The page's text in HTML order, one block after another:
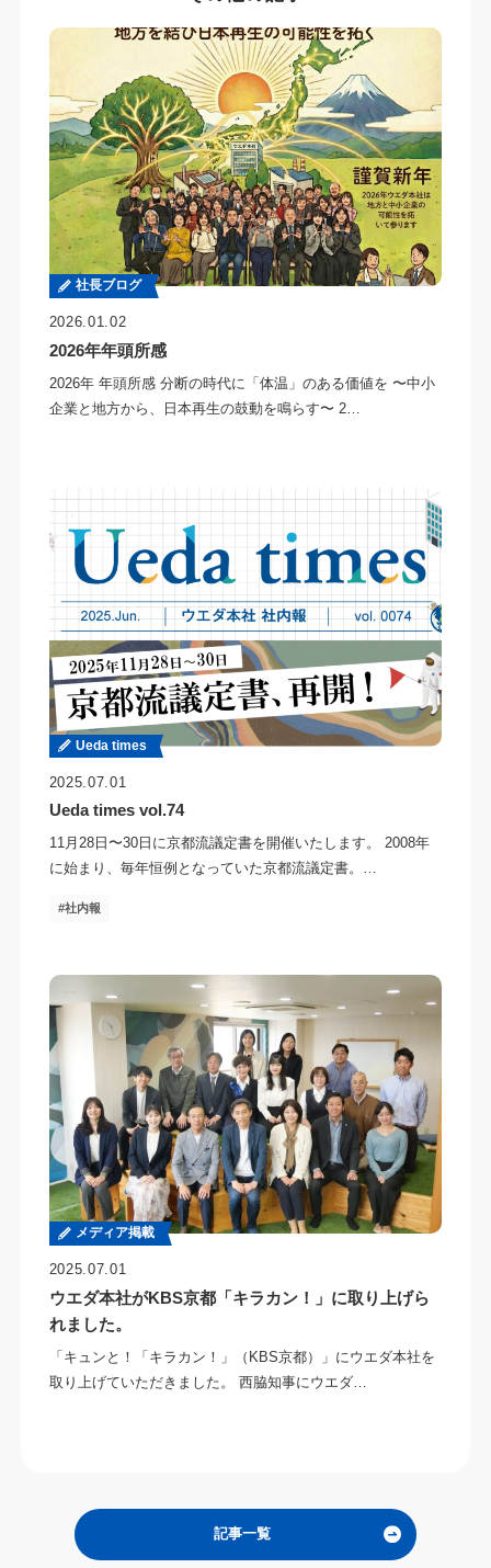
社長ブログ
2026.01.02
2026年年頭所感
2026年 年頭所感 分断の時代に「体温」のある価値を 〜中小
企業と地方から、日本再生の鼓動を鳴らす〜 2…
Ueda times
2025.07.01
Ueda times vol.74
11月28日〜30日に京都流議定書を開催いたします。 2008年
に始まり、毎年恒例となっていた京都流議定書。…
社内報
メディア掲載
2025.07.01
ウエダ本社がKBS京都「キラカン！」に取り上げら
れました。
「キュンと！「キラカン！」（KBS京都）」にウエダ本社を
取り上げていただきました。 西脇知事にウエダ…
記事一覧